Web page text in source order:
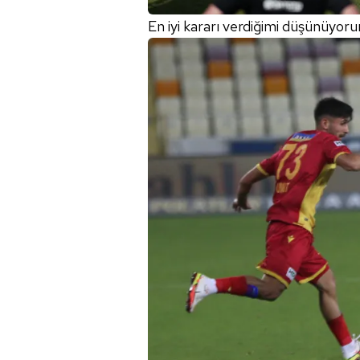
En iyi kararı verdiğimi